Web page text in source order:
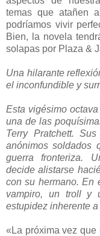
temas que atañen
podríamos vivir
Bien, la novela
solapas por Plaza &
Una hilarante
el inconfundible y
Esta vigésimo
una de las
Terry Pratchett.
anónimos soldados
guerra fronteriza.
decide alistarse
con su hermano. En
vampiro, un troll y
estupidez inherente
«La próxima vez